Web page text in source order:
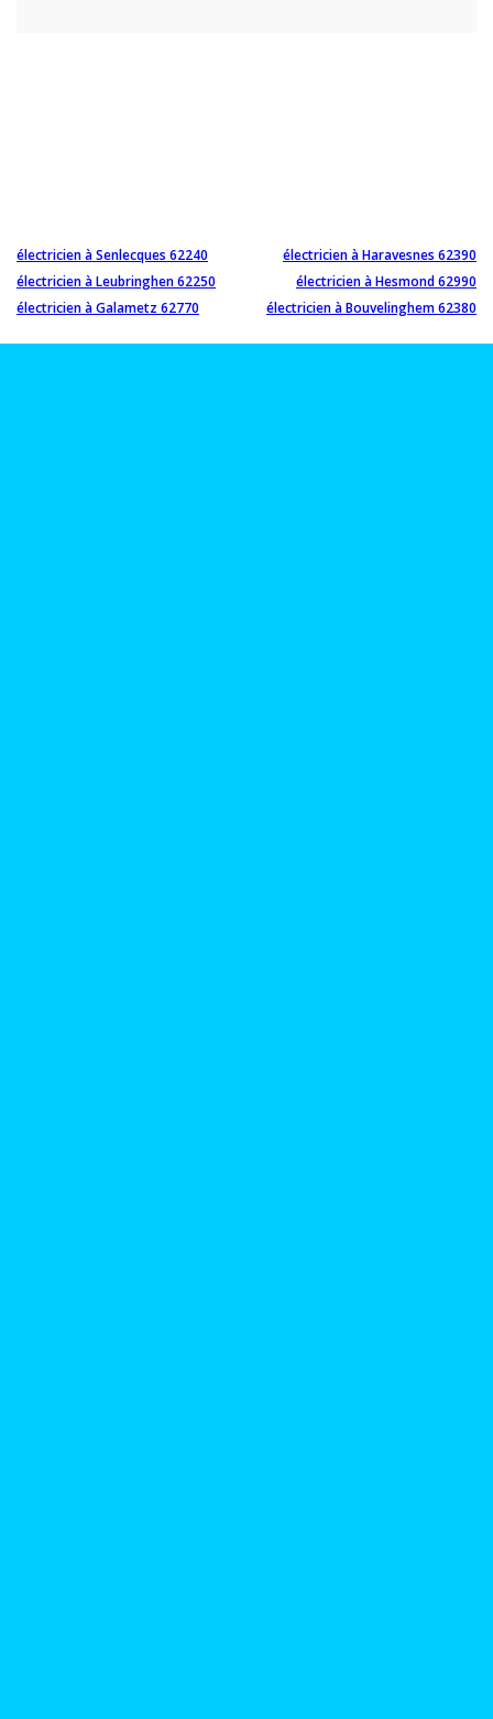
électricien à Senlecques 62240
électricien à Haravesnes 62390
électricien à Leubringhen 62250
électricien à Hesmond 62990
électricien à Galametz 62770
électricien à Bouvelinghem 62380